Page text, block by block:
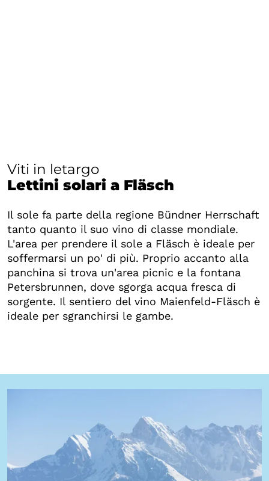
Viti in letargo
Lettini solari a Fläsch
Il sole fa parte della regione Bündner Herrschaft
tanto quanto il suo vino di classe mondiale.
L'area per prendere il sole a Fläsch è ideale per
soffermarsi un po' di più. Proprio accanto alla
panchina si trova un'area picnic e la fontana
Petersbrunnen, dove sgorga acqua fresca di
sorgente. Il sentiero del vino Maienfeld-Fläsch è
ideale per sgranchirsi le gambe.